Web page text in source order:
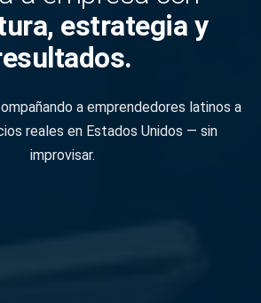
estrategia y
a emprendedores latinos a
reales en Estados Unidos — sin
improvisar.